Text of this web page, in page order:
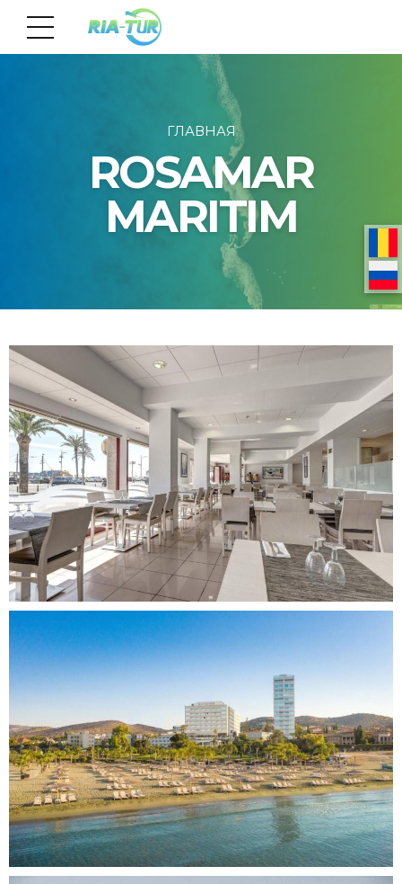
ГЛАВНАЯ
ROSAMAR
MARITIM